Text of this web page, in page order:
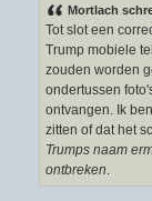
Mortlach
Tot slot een
Trump mobiele
zouden worden
ondertussen
ontvangen. Ik
zitten of dat het
Trumps naam
ontbreken.